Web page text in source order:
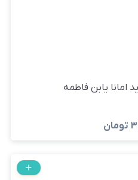
امانا یابن فاطمه
تومان